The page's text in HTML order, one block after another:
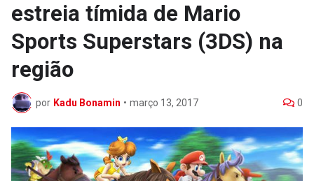
estreia tímida de Mario
Sports Superstars (3DS) na
região
por Kadu Bonamin • março 13, 2017 0